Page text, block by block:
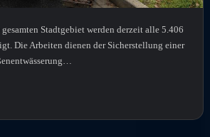
Stadtgebiet werden derzeit alle 5.406
Die Arbeiten dienen der Sicherstellung einer